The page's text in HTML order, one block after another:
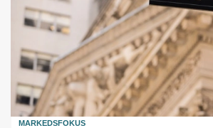
MARKEDSFOKUS